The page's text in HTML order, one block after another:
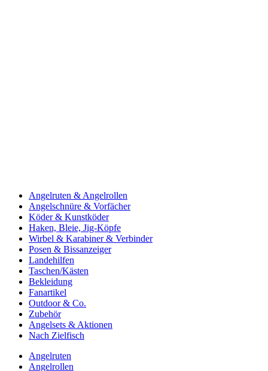
Angelruten & Angelrollen
Angelschnüre & Vorfächer
Köder & Kunstköder
Haken, Bleie, Jig-Köpfe
Wirbel & Karabiner & Verbinder
Posen & Bissanzeiger
Landehilfen
Taschen/Kästen
Bekleidung
Fanartikel
Outdoor & Co.
Zubehör
Angelsets & Aktionen
Nach Zielfisch
Angelruten
Angelrollen